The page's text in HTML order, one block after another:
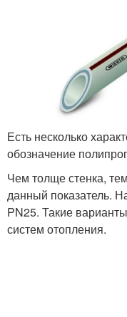
Есть несколько
обозначение
Чем толще стенка,
данный показатель.
PN25. Такие
систем отопления.